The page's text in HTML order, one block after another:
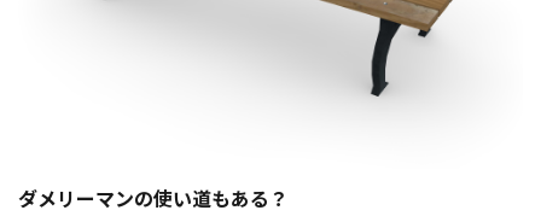
ダメリーマンの使い道もある？